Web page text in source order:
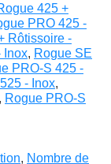
425 +
PRO 425 -
Rôtissoire -
Inox, Rogue SE
PRO-S 425 -
- Inox,
, Rogue PRO-S
, Nombre de